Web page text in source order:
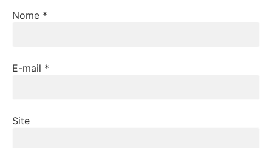
Nome *
E-mail *
Site